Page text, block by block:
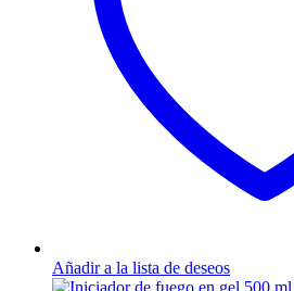
Añadir a la lista de deseos